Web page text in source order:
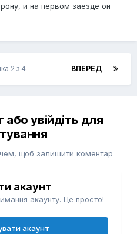
и на первом заезде он
ВПЕРЕД
2 з 4
або увійдіть для
щоб залишити коментар
акаунт
акаунту. Це просто!
акаунт